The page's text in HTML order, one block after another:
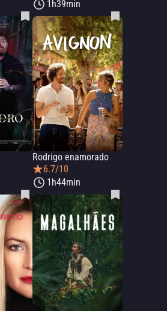
1h39min
Rodrigo enamorado
6.7/10
1h44min